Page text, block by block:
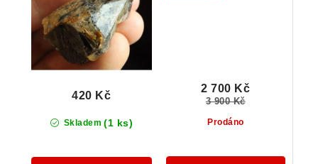
Skladem (1 ks)
420 Kč
Prodáno
2 700 Kč
3 900 Kč